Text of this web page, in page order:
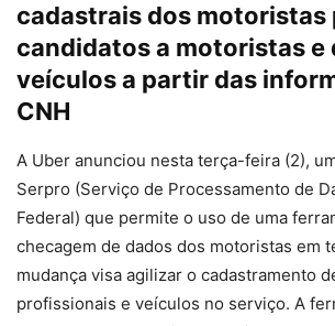
cadastrais dos motoristas
candidatos a motoristas e
veículos a partir das
CNH
A Uber anunciou nesta terça-feira (2),
Serpro (Serviço de Processamento de
Federal) que permite o uso de uma
checagem de dados dos motoristas em
mudança visa agilizar o cadastramento
profissionais e veículos no serviço. A